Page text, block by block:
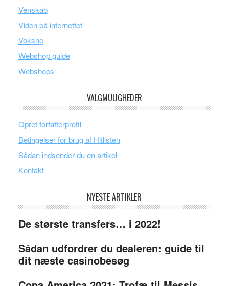
Venskab
Viden på internettet
Voksne
Webshop guide
Webshops
VALGMULIGHEDER
Opret forfatterprofil
Betingelser for brug af Hitlisten
Sådan indsender du en artikel
Kontakt
NYESTE ARTIKLER
De største transfers… i 2022!
Sådan udfordrer du dealeren: guide til
dit næste casinobesøg